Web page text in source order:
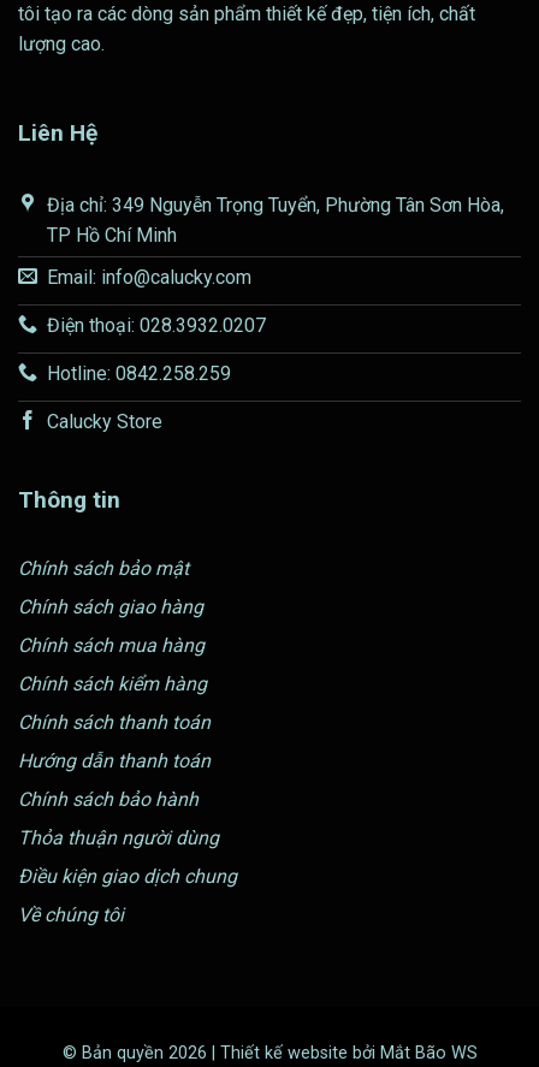
tôi tạo ra các dòng sản phẩm thiết kế đẹp, tiện ích, chất
lượng cao.
Liên Hệ
Địa chỉ: 349 Nguyễn Trọng Tuyển, Phường Tân Sơn Hòa,
TP Hồ Chí Minh
Email: info@calucky.com
Điện thoại: 028.3932.0207
Hotline: 0842.258.259
Calucky Store
Thông tin
Chính sách bảo mật
Chính sách giao hàng
Chính sách mua hàng
Chính sách kiểm hàng
Chính sách thanh toán
Hướng dẫn thanh toán
Chính sách bảo hành
Thỏa thuận người dùng
Điều kiện giao dịch chung
Về chúng tôi
© Bản quyền 2026 | Thiết kế website bởi Mắt Bão WS